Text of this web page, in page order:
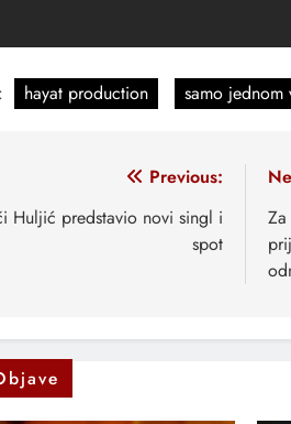
hayat production samo jednom
Previous:
Huljić predstavio novi singl i
spot